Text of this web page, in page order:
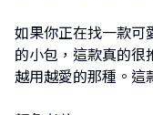
如果你正在找一款可
的小包，這款真的很
越用越愛的那種。這